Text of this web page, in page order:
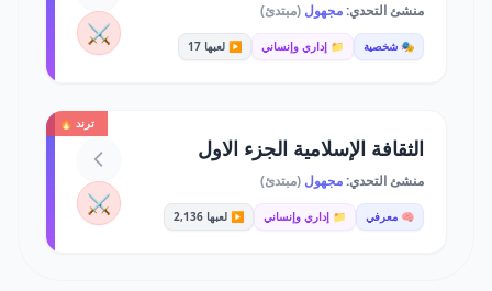
منشئ التحدي:مجهول (مبتدئ)
🎭 شخصية 📁 إداري وإنساني ▶️ لعبها 17 ⚔️
ترند 🔥
الثقافة الإسلامية الجزء الاول
منشئ التحدي:مجهول (مبتدئ)
🧠 معرفي 📁 إداري وإنساني ▶️ لعبها 2,136 ⚔️